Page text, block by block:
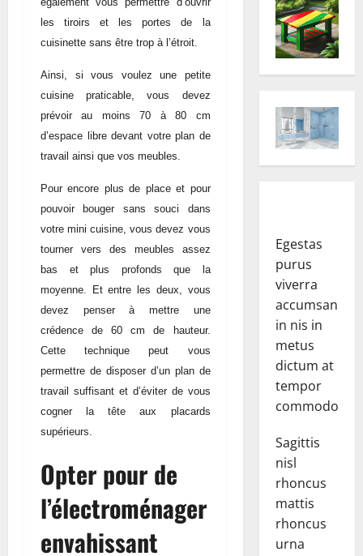
les tiroirs et les portes de la
cuisinette sans être trop à l’étroit.
Ainsi, si vous voulez une petite
cuisine praticable, vous devez
prévoir au moins 70 à 80 cm
d’espace libre devant votre plan de
travail ainsi que vos meubles.
Pour encore plus de place et pour
pouvoir bouger sans souci dans
votre mini cuisine, vous devez vous
tourner vers des meubles assez
bas et plus profonds que la
moyenne. Et entre les deux, vous
devez penser à mettre une
crédence de 60 cm de hauteur.
Cette technique peut vous
permettre de disposer d’un plan de
travail suffisant et d’éviter de vous
cogner la tête aux placards
supérieurs.
Opter pour de
l’électroménager
envahissant
Egestas
purus
viverra
accumsan
in nis in
metus
dictum at
tempor
commodo.
Sagittis
nisl
rhoncus
mattis
rhoncus
urna